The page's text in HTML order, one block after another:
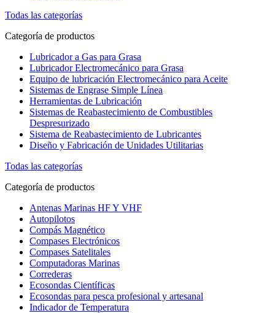
Todas las categorías
Categoría de productos
Lubricador a Gas para Grasa
Lubricador Electromecánico para Grasa
Equipo de lubricación Electromecánico para Aceite
Sistemas de Engrase Simple Línea
Herramientas de Lubricación
Sistemas de Reabastecimiento de Combustibles
Despresurizado
Sistema de Reabastecimiento de Lubricantes
Diseño y Fabricación de Unidades Utilitarias
Todas las categorías
Categoría de productos
Antenas Marinas HF Y VHF
Autopilotos
Compás Magnético
Compases Electrónicos
Compases Satelitales
Computadoras Marinas
Correderas
Ecosondas Científicas
Ecosondas para pesca profesional y artesanal
Indicador de Temperatura